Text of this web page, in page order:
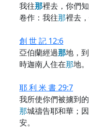
我往那裡去，你們知
卷作：我往那裡去
創 世 記 12:6
亞伯蘭經過那地，
時迦南人住在那地。
耶 利 米 書 29:7
我所使你們被擄到的
那城禱告耶和華；
安。